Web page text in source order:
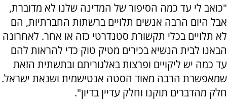
"כואב לי עד כמה הסיפור של המדינה שלנו לא מדוברת,
אבל היום הרבה אנשים תלויים ברשתות החברתיות, הם
לא תלויים בכלי תקשורת סטנדרטי כזה או אחר. לאחרונה
הבאנו לבית הנשיא בכירים מטיק טוק כדי להראות להם
עד כמה יש ליקויים ופרצות באלגוריתם ובתשתית הזאת
שמאפשרת הרבה מאוד הסטה אנטישמית ושנאת ישראל.
חלק מהדברים תוקנו וחלק עדיין בדיון".